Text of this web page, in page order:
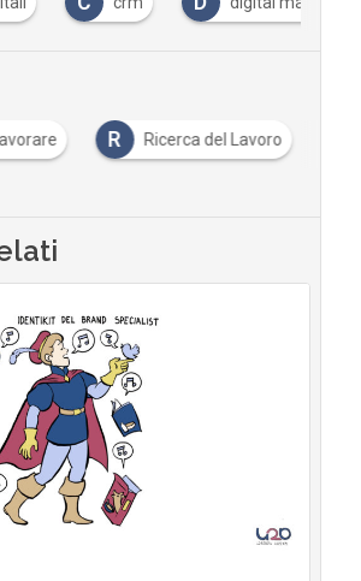
R Ricerca del Lavoro